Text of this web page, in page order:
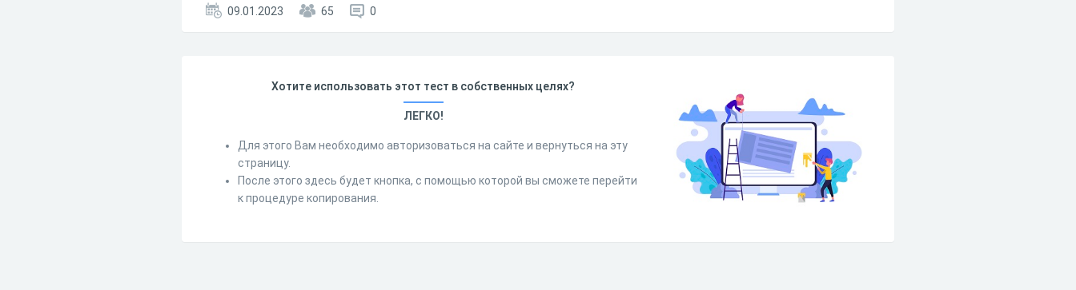
09.01.2023 65 0
Хотите использовать этот тест в собственных целях?
ЛЕГКО!
Для этого Вам необходимо авторизоваться на сайте и вернуться на эту
страницу.
После этого здесь будет кнопка, с помощью которой вы сможете перейти
к процедуре копирования.